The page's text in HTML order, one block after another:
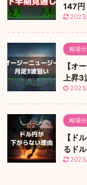
147円
相場
【オ
上昇
相場
【ド
るド